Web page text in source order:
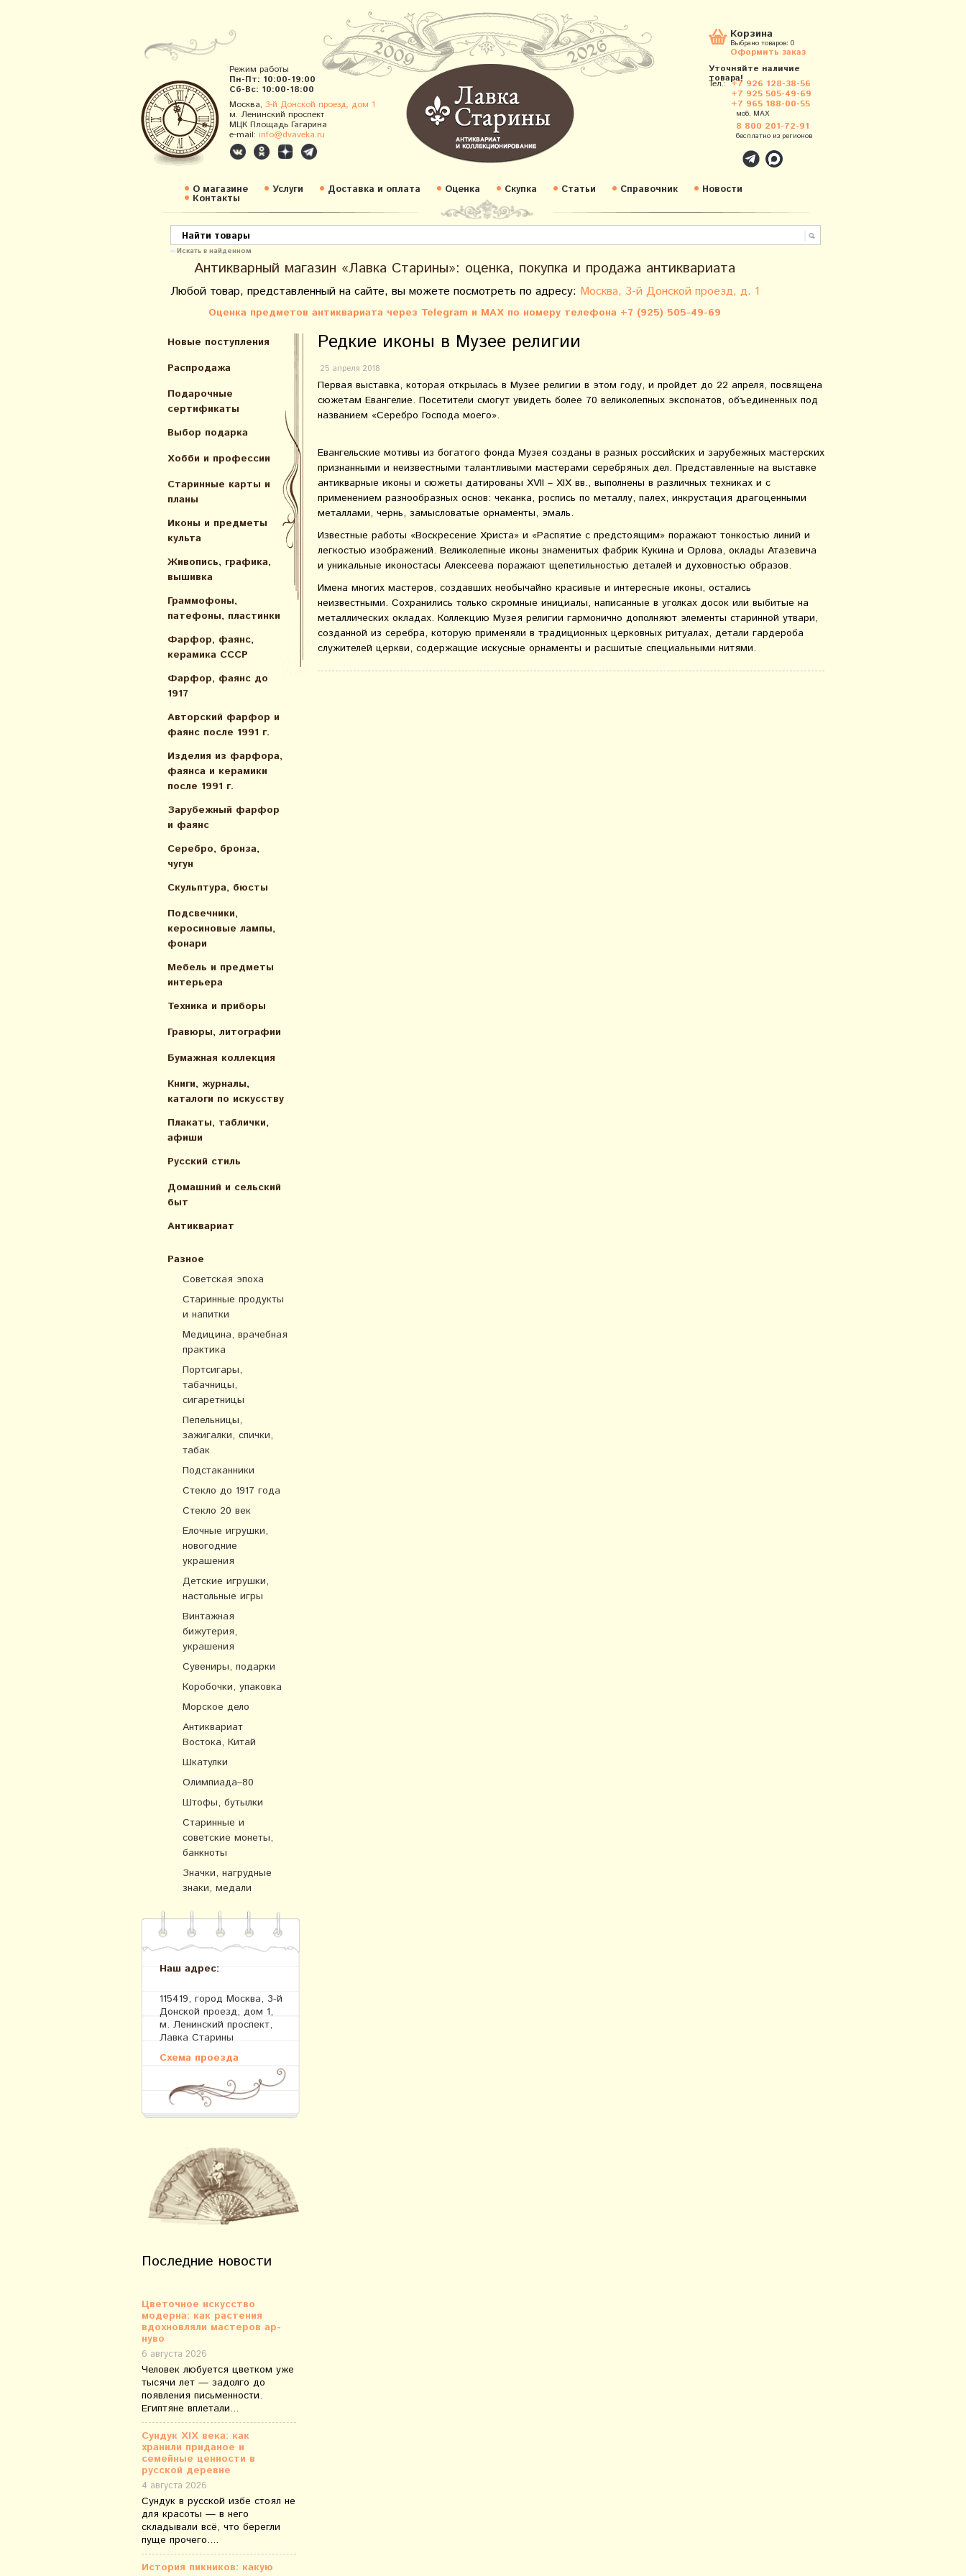
Режим работы
Пн-Пт: 10:00-19:00
Сб-Вс: 10:00-18:00
Москва, 3-й Донской проезд, дом 1
м. Ленинский проспект
МЦК Площадь Гагарина
e-mail: info@dvaveka.ru
Корзина
Выбрано товаров: 0
Оформить заказ
Уточняйте наличие
товара!
Тел.: +7 926 128-38-56
+7 925 505-49-69
+7 965 188-00-55
моб. MAX
8 800 201-72-91
бесплатно из регионов
О магазине Услуги Доставка и оплата Оценка Скупка Статьи Справочник Новости
Контакты
Искать в найденном
Антикварный магазин «Лавка Старины»: оценка, покупка и продажа антиквариата
Любой товар, представленный на сайте, вы можете посмотреть по адресу: Москва, 3-й Донской проезд, д. 1
Оценка предметов антиквариата через Telegram и MAX по номеру телефона +7 (925) 505-49-69
Новые поступления
Распродажа
Подарочные
сертификаты
Выбор подарка
Хобби и профессии
Старинные карты и
планы
Иконы и предметы
культа
Живопись, графика,
вышивка
Граммофоны,
патефоны, пластинки
Фарфор, фаянс,
керамика СССР
Фарфор, фаянс до
1917
Авторский фарфор и
фаянс после 1991 г.
Изделия из фарфора,
фаянса и керамики
после 1991 г.
Зарубежный фарфор
и фаянс
Серебро, бронза,
чугун
Скульптура, бюсты
Подсвечники,
керосиновые лампы,
фонари
Мебель и предметы
интерьера
Техника и приборы
Гравюры, литографии
Бумажная коллекция
Книги, журналы,
каталоги по искусcтву
Плакаты, таблички,
афиши
Русский стиль
Домашний и сельский
быт
Антиквариат
Разное
Советская эпоха
Старинные продукты
и напитки
Медицина, врачебная
практика
Портсигары,
табачницы,
сигаретницы
Пепельницы,
зажигалки, спички,
табак
Подстаканники
Стекло до 1917 года
Стекло 20 век
Елочные игрушки,
новогодние
украшения
Детские игрушки,
настольные игры
Винтажная
бижутерия,
украшения
Сувениры, подарки
Коробочки, упаковка
Морское дело
Антиквариат
Востока, Китай
Шкатулки
Олимпиада–80
Штофы, бутылки
Старинные и
советские монеты,
банкноты
Значки, нагрудные
знаки, медали
Наш адрес:
115419, город Москва, 3-й
Донской проезд, дом 1,
м. Ленинский проспект,
Лавка Старины
Схема проезда
Последние новости
Цветочное искусство
модерна: как растения
вдохновляли мастеров ар-
нуво
6 августа 2026
Человек любуется цветком уже
тысячи лет — задолго до
появления письменности.
Египтяне вплетали...
Сундук XIX века: как
хранили приданое и
семейные ценности в
русской деревне
4 августа 2026
Сундук в русской избе стоял не
для красоты — в него
складывали всё, что берегли
пуще прочего....
История пикников: какую
Редкие иконы в Музее религии
25 апреля 2018
Первая выставка, которая открылась в Музее религии в этом году, и пройдет до 22 апреля, посвящена
сюжетам Евангелие. Посетители смогут увидеть более 70 великолепных экспонатов, объединенных под
названием «Серебро Господа моего».
Евангельские мотивы из богатого фонда Музея созданы в разных российских и зарубежных мастерских
признанными и неизвестными талантливыми мастерами серебряных дел. Представленные на выставке
антикварные иконы и сюжеты датированы XVII – XIX вв., выполнены в различных техниках и с
применением разнообразных основ: чеканка, роспись по металлу, палех, инкрустация драгоценными
металлами, чернь, замысловатые орнаменты, эмаль.
Известные работы «Воскресение Христа» и «Распятие с предстоящим» поражают тонкостью линий и
легкостью изображений. Великолепные иконы знаменитых фабрик Кукина и Орлова, оклады Атазевича
и уникальные иконостасы Алексеева поражают щепетильностью деталей и духовностью образов.
Имена многих мастеров, создавших необычайно красивые и интересные иконы, остались
неизвестными. Сохранились только скромные инициалы, написанные в уголках досок или выбитые на
металлических окладах. Коллекцию Музея религии гармонично дополняют элементы старинной утвари,
созданной из серебра, которую применяли в традиционных церковных ритуалах, детали гардероба
служителей церкви, содержащие искусные орнаменты и расшитые специальными нитями.